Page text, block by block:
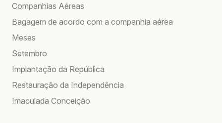
Companhias Aéreas
Bagagem de acordo com a companhia aérea
Meses
Setembro
Implantação da República
Restauração da Independência
Imaculada Conceição